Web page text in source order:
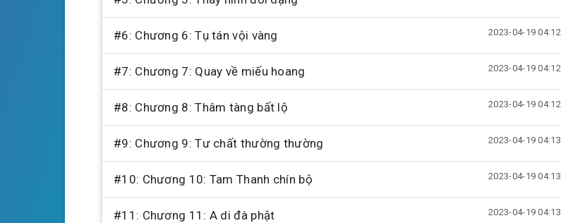
#6: Chương 6: Tụ tán vội vàng 2023-04-19 04:12
#7: Chương 7: Quay về miếu hoang 2023-04-19 04:12
#8: Chương 8: Thâm tàng bất lộ 2023-04-19 04:12
#9: Chương 9: Tư chất thường thường 2023-04-19 04:13
#10: Chương 10: Tam Thanh chín bộ 2023-04-19 04:13
#11: Chương 11: A di đà phật 2023-04-19 04:13